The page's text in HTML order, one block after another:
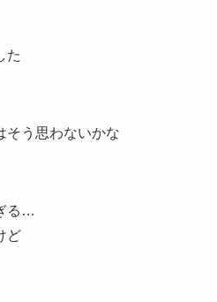
た
そう思わないかな
る…
ど